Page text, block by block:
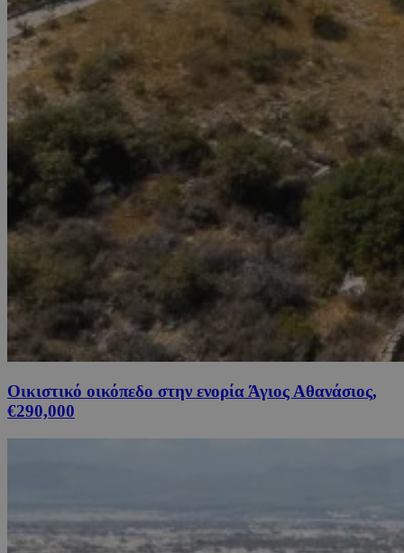
Οικιστικό οικόπεδο στην ενορία Άγιος Αθανάσιος,
€290,000